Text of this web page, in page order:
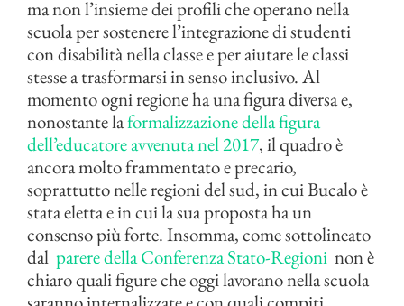
ma non l’insieme dei profili che operano nella
scuola per sostenere l’integrazione di studenti
con disabilità nella classe e per aiutare le classi
stesse a trasformarsi in senso inclusivo. Al
momento ogni regione ha una figura diversa e,
nonostante laformalizzazione della figura
dell’educatore avvenuta nel 2017, il quadro è
ancora molto frammentato e precario,
soprattutto nelle regioni del sud, in cui Bucalo è
stata eletta e in cui la sua proposta ha un
consenso più forte. Insomma, come sottolineato
dal parere della Conferenza Stato-Regioni non è
chiaro quali figure che oggi lavorano nella scuola